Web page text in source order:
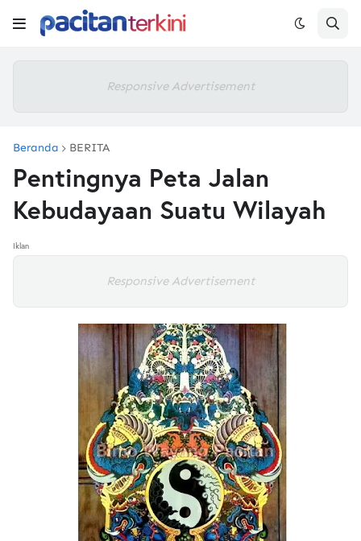
Responsive Advertisement
Beranda BERITA
Pentingnya Peta Jalan
Kebudayaan Suatu Wilayah
Iklan
Responsive Advertisement